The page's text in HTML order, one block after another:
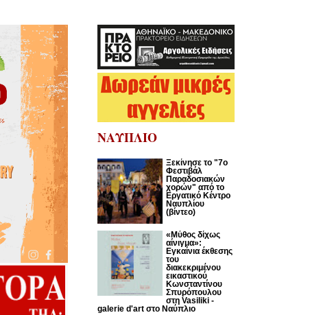
ΝΑΥΠΛΙΟ
Ξεκίνησε το "7ο
Φεστιβάλ
Παραδοσιακών
χορών" από το
Εργατικό Κέντρο
Ναυπλίου
(βίντεο)
«Μύθος δίχως
αίνιγμα»:
Εγκαίνια έκθεσης
του
διακεκριμένου
εικαστικού
Κωνσταντίνου
Σπυρόπουλου
στη Vasiliki -
galerie d'art στο Ναύπλιο